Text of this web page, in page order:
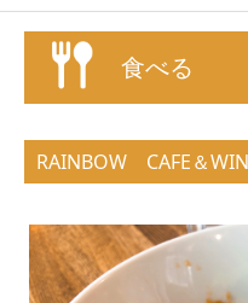
食べる
RAINBOW CAFE＆